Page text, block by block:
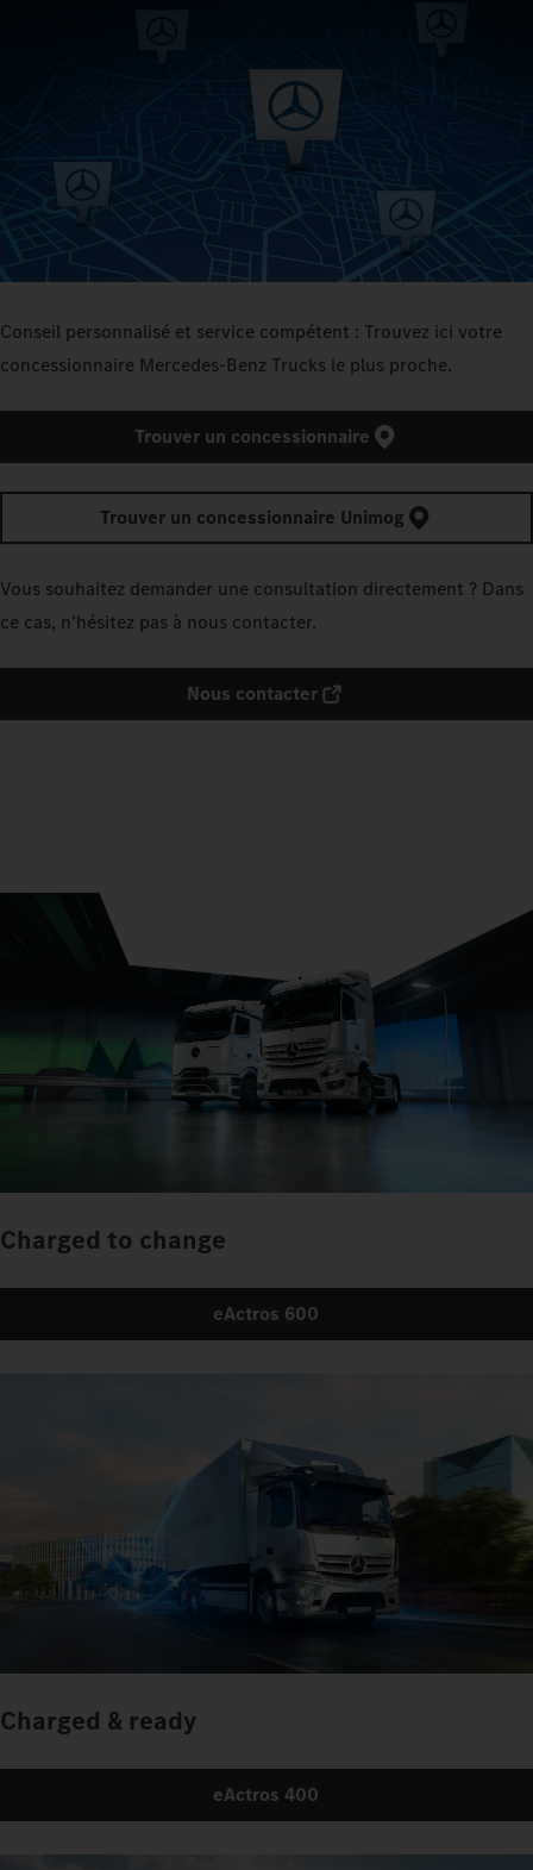
Conseil personnalisé et service compétent : Trouvez ici votre
concessionnaire Mercedes‑Benz Trucks le plus proche.
Trouver un concessionnaire
Trouver un concessionnaire Unimog
Vous souhaitez demander une consultation directement ? Dans
ce cas, n'hésitez pas à nous contacter.
Nous contacter
Charged to change
eActros 600
Charged & ready
eActros 400